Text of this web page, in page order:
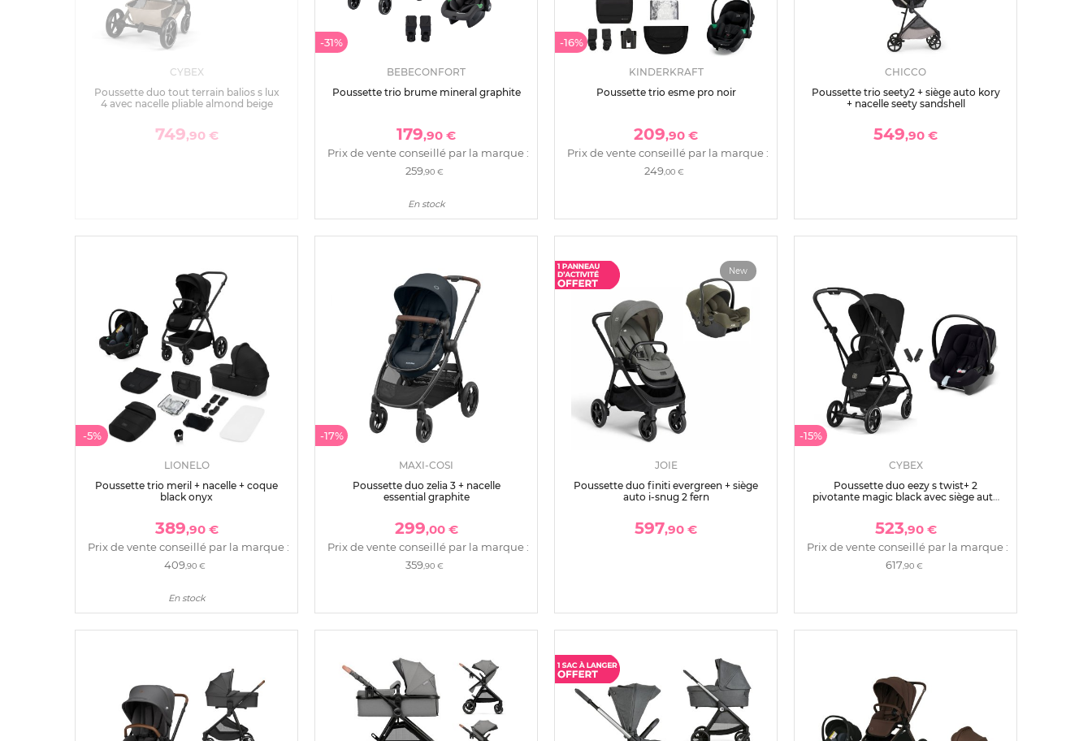
CYBEX
Poussette duo tout terrain balios s lux
4 avec nacelle pliable almond beige
749,90 €
-31%
BEBECONFORT
Poussette trio brume mineral graphite
179,90 €
Prix de vente conseillé par la marque :
259,90 €
En stock
-16%
KINDERKRAFT
Poussette trio esme pro noir
209,90 €
Prix de vente conseillé par la marque :
249,00 €
CHICCO
Poussette trio seety2 + siège auto kory
+ nacelle seety sandshell
549,90 €
-5%
LIONELO
Poussette trio meril + nacelle + coque
black onyx
389,90 €
Prix de vente conseillé par la marque :
409,90 €
En stock
-17%
MAXI-COSI
Poussette duo zelia 3 + nacelle
essential graphite
299,00 €
Prix de vente conseillé par la marque :
359,90 €
New
JOIE
Poussette duo finiti evergreen + siège
auto i-snug 2 fern
597,90 €
-15%
CYBEX
Poussette duo eezy s twist+ 2
pivotante magic black avec siège auto
523,90 €
Prix de vente conseillé par la marque :
617 ,90 €